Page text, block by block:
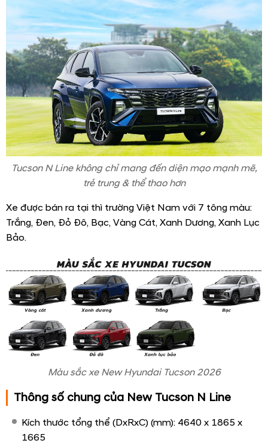
Tucson N Line không chỉ mang đến diện mạo mạnh mẽ,
trẻ trung & thể thao hơn
Xe được bán ra tại thì trường Việt Nam với 7 tông màu:
Trắng, Đen, Đỏ Đô, Bạc, Vàng Cát, Xanh Dương, Xanh Lục
Bảo.
Màu sắc xe New Hyundai Tucson 2026
Thông số chung của New Tucson N Line
Kích thước tổng thể (DxRxC) (mm): 4640 x 1865 x
1665